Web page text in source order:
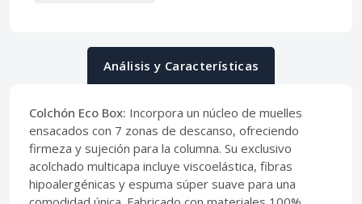
Análisis y Características
Colchón Eco Box: Incorpora un núcleo de muelles
ensacados con 7 zonas de descanso, ofreciendo
firmeza y sujeción para la columna. Su exclusivo
acolchado multicapa incluye viscoelástica, fibras
hipoalergénicas y espuma súper suave para una